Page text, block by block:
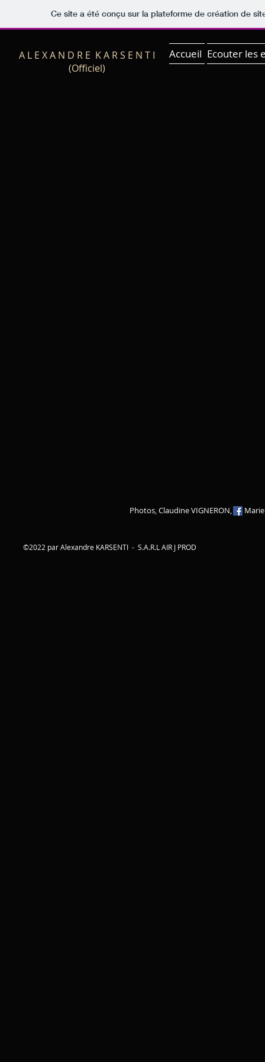
Ce site a été conçu sur la plateforme de création de
A L E X A N D R E K A R S E N T I
(Officiel)
Accueil Ecouter les
Photos, Claudine VIGNERON,
©2022 par Alexandre KARSENTI - S.A.R.L AIR J PROD